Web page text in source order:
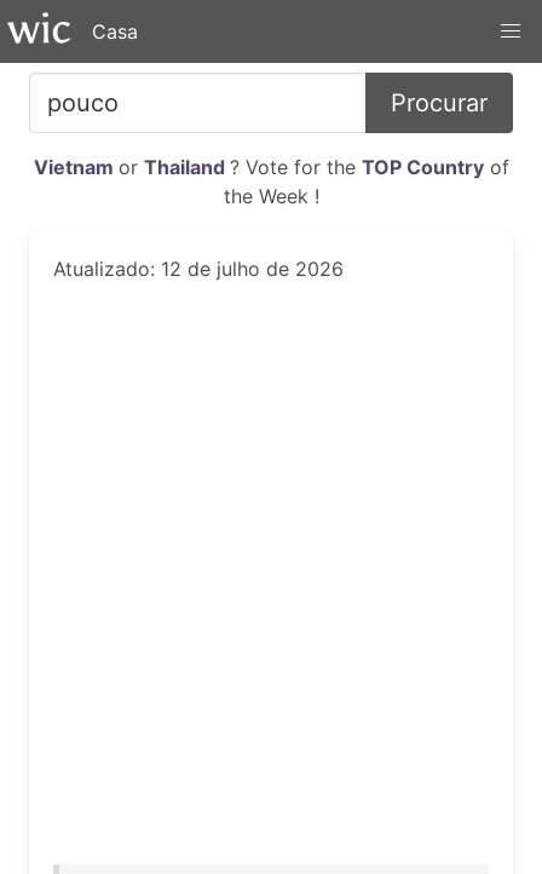
Casa
Procurar
Vietnam or Thailand ? Vote for the TOP Countryof
the Week !
Atualizado: 12 de julho de 2026